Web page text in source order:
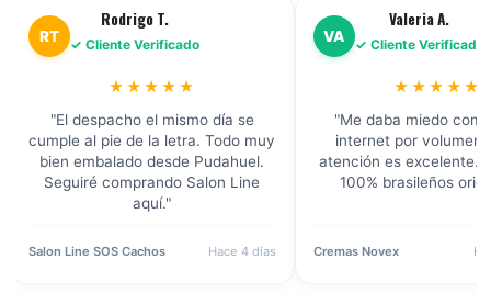
RT
Rodrigo T.
✓ Cliente Verificado
★★★★★
"El despacho el mismo día se
cumple al pie de la letra. Todo muy
bien embalado desde Pudahuel.
Seguiré comprando Salon Line
aquí."
Salon Line SOS Cachos Hace 4 días
VA
Valeria A.
✓ Cliente Verificado
★★★★★
"Me daba miedo
internet por volumen,
atención es excelente.
100% brasileños
Cremas Novex